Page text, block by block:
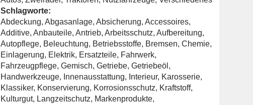
Schlagworte:
Abdeckung, Abgasanlage, Absicherung, Accessoires,
Additive, Anbauteile, Antrieb, Arbeitsschutz, Aufbereitung,
Autopflege, Beleuchtung, Betriebsstoffe, Bremsen, Chemie,
Einlagerung, Elektrik, Ersatzteile, Fahrwerk,
Fahrzeugpflege, Gemisch, Getriebe, Getriebeöl ,
Handwerkzeuge, Innenausstattung, Interieur, Karosserie,
Klassiker, Konservierung, Korrosionsschutz, Kraftstoff,
Kulturgut, Langzeitschutz, Markenprodukte,